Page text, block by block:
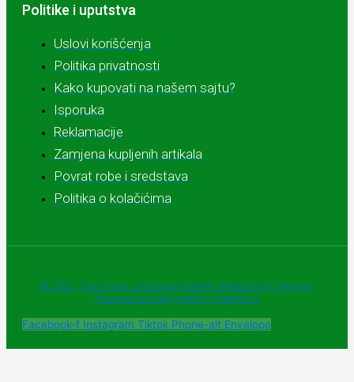
Politike i uputstva
Uslovi korišćenja
Politika privatnosti
Kako kupovati na našem sajtu?
Isporuka
Reklamacije
Zamjena kupljenih artikala
Povrat robe i sredstava
Politika o kolačićima
© 2025 - Sva prava zadržava Apoteke "Belladonna" Trebinje |
Powered and designed by Webherzz
Facebook-f Instagram Tiktok Phone-alt Envelope